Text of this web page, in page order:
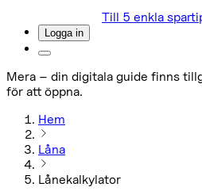
Till 5 enkla
Logga in
Mera – din digitala guide finns
för att öppna.
Hem
Låna
Lånekalkylator